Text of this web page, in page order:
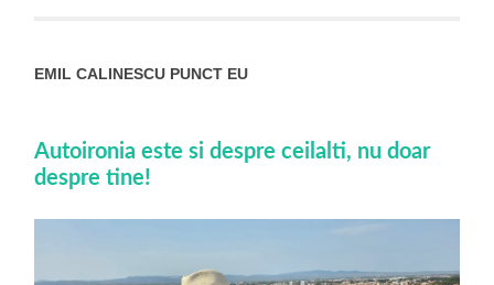
EMIL CALINESCU PUNCT EU
Autoironia este si despre ceilalti, nu doar
despre tine!